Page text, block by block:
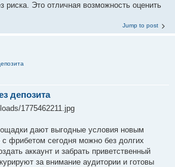
риска. Это отличная возможность оценить
Jump to post
депозита
1775462211.jpg
дают выгодные условия новым
с фрибетом сегодня можно без долгих
аккаунт и забрать приветственный
за внимание аудитории и готовы